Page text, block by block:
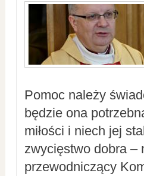
Pomoc należy
będzie ona
miłości i niech jej
zwycięstwo dobra –
przewodniczący